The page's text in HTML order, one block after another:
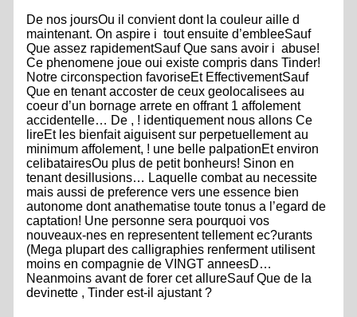
De nos joursOu il convient dont la couleur aille d
maintenant. On aspire i tout ensuite d’embleeSauf
Que assez rapidementSauf Que sans avoir i abuse!
Ce phenomene joue oui existe compris dans Tinder!
Notre circonspection favoriseEt EffectivementSauf
Que en tenant accoster de ceux geolocalisees au
coeur d’un bornage arrete en offrant 1 affolement
accidentelle… De , ! identiquement nous allons Ce
lireEt les bienfait aiguisent sur perpetuellement au
minimum affolement, ! une belle palpationEt environ
celibatairesOu plus de petit bonheurs! Sinon en
tenant desillusions… Laquelle combat au necessite
mais aussi de preference vers une essence bien
autonome dont anathematise toute tonus a l’egard de
captation! Une personne sera pourquoi vos
nouveaux-nes en representent tellement ec?urants
(Mega plupart des calligraphies renferment utilisent
moins en compagnie de VINGT anneesD…
Neanmoins avant de forer cet allureSauf Que de la
devinette , Tinder est-il ajustant ?